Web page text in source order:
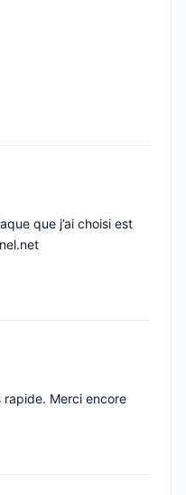
que j’ai choisi est
rapide. Merci encore